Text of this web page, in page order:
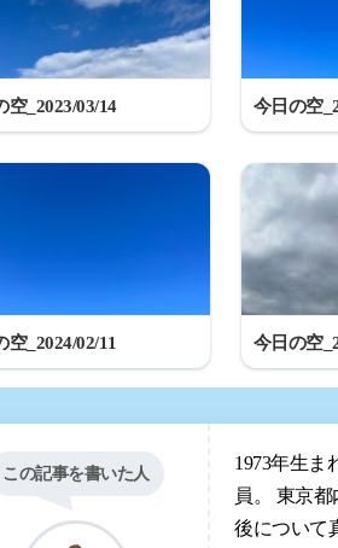
空_2023/03/14 今日の空
空_2024/02/11 今日の空
この記事を書いた人
1973年生ま
員。 東京
後について